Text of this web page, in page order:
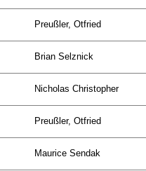
Preußler, Otfried
Brian Selznick
Nicholas Christopher
Preußler, Otfried
Maurice Sendak